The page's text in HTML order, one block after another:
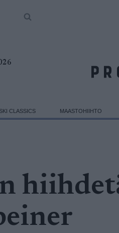
SKI CLASSICS MAASTOHIIHTO